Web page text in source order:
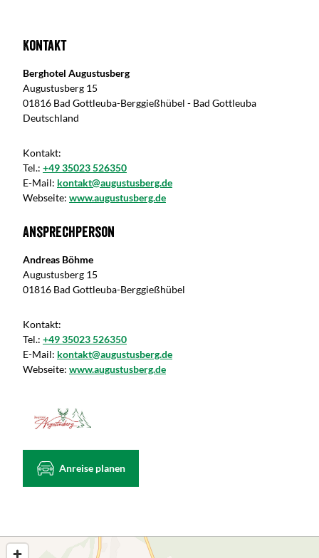
Kontakt
Berghotel Augustusberg
Augustusberg 15
01816 Bad Gottleuba-Berggießhübel - Bad Gottleuba
Deutschland
Kontakt:
Tel.: +49 35023 526350
E-Mail: kontakt@augustusberg.de
Webseite: www.augustusberg.de
Ansprechperson
Andreas Böhme
Augustusberg 15
01816 Bad Gottleuba-Berggießhübel
Kontakt:
Tel.: +49 35023 526350
E-Mail: kontakt@augustusberg.de
Webseite: www.augustusberg.de
Anreise planen